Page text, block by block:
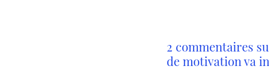
2 commentaires
de motivation va